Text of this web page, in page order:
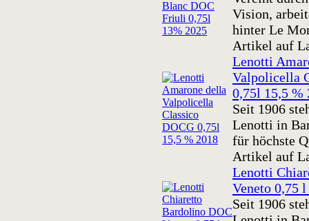
Vision,
hinter Le
Artikel auf
Lenotti
Valpolicella
0,75l 15,5 %
Seit 1906
Lenotti in
für höchste
Artikel auf
Lenotti
Veneto 0,75
Seit 1906